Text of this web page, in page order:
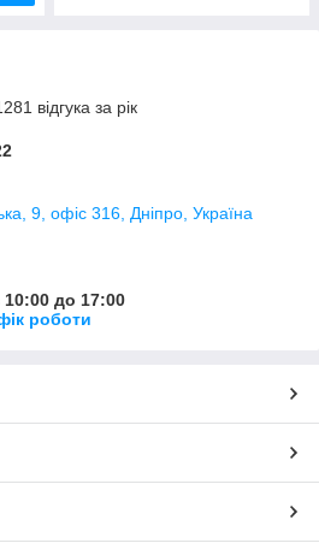
відгука за рік
9, офіс 316, Дніпро, Україна
до 17:00
роботи